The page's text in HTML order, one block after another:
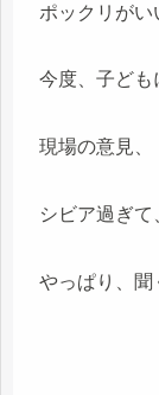
ポックリがい
今度、子ども
現場の意見、
シビア過ぎて
やっぱり、聞